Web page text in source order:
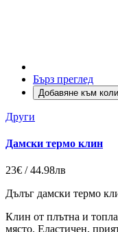
Бърз преглед
Добавяне към
Други
Дамски термо клин
23€ / 44.98лв
Дълъг дамски термо
Клин от плътна и
място. Еластичен,